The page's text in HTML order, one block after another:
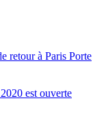
retour à Paris Porte
est ouverte